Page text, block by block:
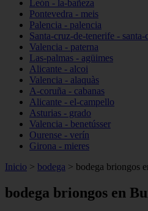
León - la-bañeza
Pontevedra - meis
Palencia - palencia
Santa-cruz-de-tenerife -
Valencia - paterna
Las-palmas - agüimes
Alicante - alcoi
Valencia - alaquàs
A-coruña - cabanas
Alicante - el-campello
Asturias - grado
Valencia - benetússer
Ourense - verín
Girona - mieres
Inicio > bodega > bodega briongos
bodega briongos en